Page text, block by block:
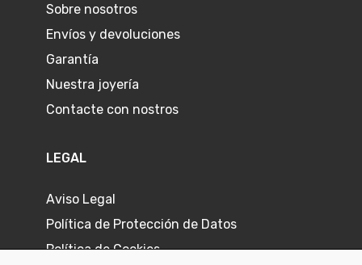
Sobre nosotros
Envíos y devoluciones
Garantía
Nuestra joyería
Contacte con nostros
LEGAL
Aviso Legal
Política de Protección de Datos
Política de Cookies